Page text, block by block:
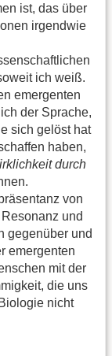
ist, das über
irgendwie
ich weiß.
emergenten
der Sprache,
sich gelöst hat
haben,
durch
von
und
gegenüber und
emergenten
mit der
die uns
nicht